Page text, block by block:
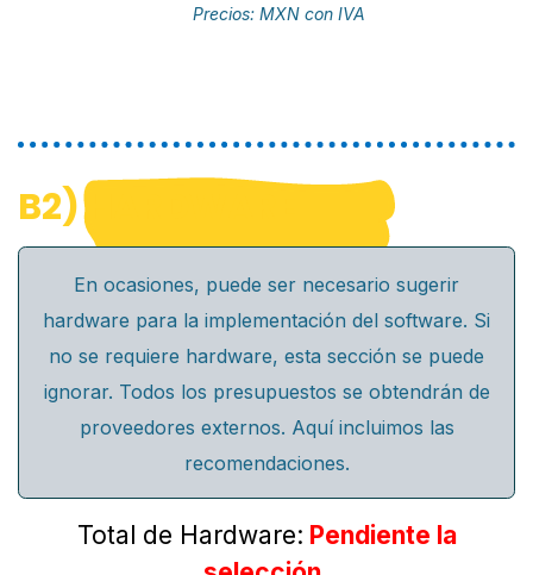
Precios: MXN con IVA
B2)
En ocasiones, puede ser necesario sugerir
hardware para la implementación del software. Si
no se requiere hardware, esta sección se puede
ignorar. Todos los presupuestos se obtendrán de
proveedores externos. Aquí incluimos las
recomendaciones.
Total de Hardware: Pendiente la